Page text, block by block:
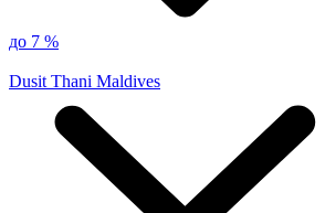
до 7 %
Dusit Thani Maldives